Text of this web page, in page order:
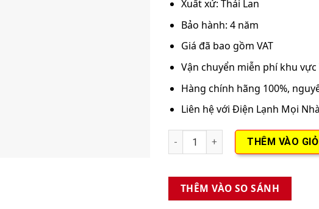
Xuất xứ: Thái Lan
Bảo hành: 4 năm
Giá đã bao gồm VAT
Vận chuyển miễn phí khu
Hàng chính hãng 100%,
Liên hệ với Điện Lạnh Mọi
Điều hòa công nghiệp nối ống gió 1
THÊM VÀO
THÊM VÀO SO SÁNH